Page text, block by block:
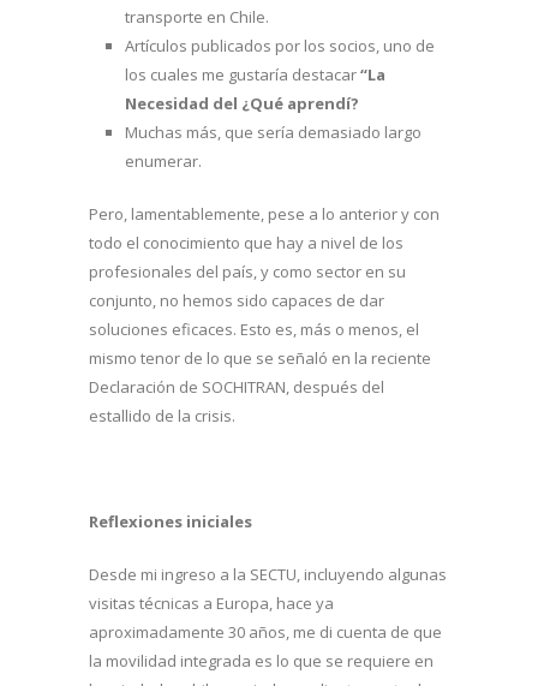
transporte en Chile.
Artículos publicados por los socios, uno de
los cuales me gustaría destacar“La
Necesidad del ¿Qué aprendí?
Muchas más, que sería demasiado largo
enumerar.
Pero, lamentablemente, pese a lo anterior y con
todo el conocimiento que hay a nivel de los
profesionales del país, y como sector en su
conjunto, no hemos sido capaces de dar
soluciones eficaces. Esto es, más o menos, el
mismo tenor de lo que se señaló en la reciente
Declaración de SOCHITRAN, después del
estallido de la crisis.
Reflexiones iniciales
Desde mi ingreso a la SECTU, incluyendo algunas
visitas técnicas a Europa, hace ya
aproximadamente 30 años, me di cuenta de que
la movilidad integrada es lo que se requiere en